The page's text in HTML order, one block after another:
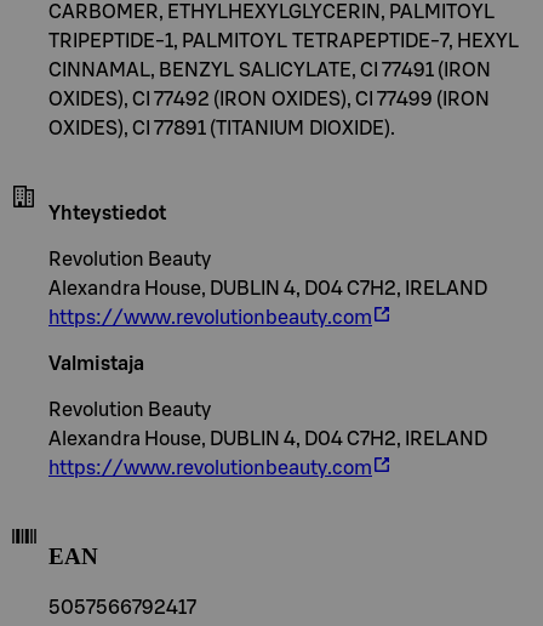
CARBOMER, ETHYLHEXYLGLYCERIN, PALMITOYL
TRIPEPTIDE-1, PALMITOYL TETRAPEPTIDE-7, HEXYL
CINNAMAL, BENZYL SALICYLATE, CI 77491 (IRON
OXIDES), CI 77492 (IRON OXIDES), CI 77499 (IRON
OXIDES), CI 77891 (TITANIUM DIOXIDE).
Yhteystiedot
Revolution Beauty
Alexandra House, DUBLIN 4, D04 C7H2, IRELAND
https://www.revolutionbeauty.com
Valmistaja
Revolution Beauty
Alexandra House, DUBLIN 4, D04 C7H2, IRELAND
https://www.revolutionbeauty.com
EAN
5057566792417